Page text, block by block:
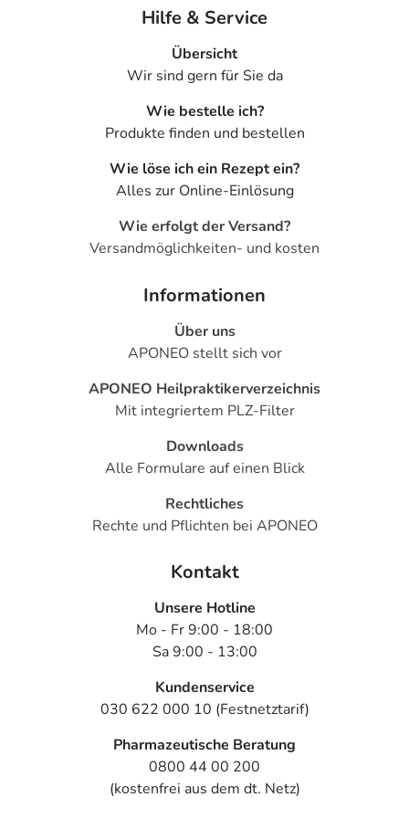
- Überempfindlichkeitsreaktionen der Haut, wie:
- Hautausschlag
- Anstieg des Blutzuckers
- Störungen des Salzhaushaltes, wie:
- Kaliummangel
- Muskelkrämpfe
Bemerken Sie eine Befindlichkeitsstörung oder
an Ihren Arzt oder Apotheker.
Nebenwirkungen berücksichtigt, die bei mindestens
einem von 1.000 behandelten Patienten auftreten.
Personen Einzeldosis
Kinder von
1-2
1-2
Jugendliche
ab 13
Erwachsene
2
Einzeldosen
Dauerbehandlung
Kinder ab 6
Jahren und
Erwachsene
1-2
Einzeldosen
Hilfe & Service
Übersicht
Wir sind gern für Sie da
Wie bestelle ich?
Produkte finden und bestellen
Wie löse ich ein Rezept ein?
Alles zur Online-Einlösung
Wie erfolgt der Versand?
Versandmöglichkeiten- und kosten
Informationen
Über uns
APONEO stellt sich vor
APONEO Heilpraktikerverzeichnis
Mit integriertem PLZ-Filter
Downloads
Alle Formulare auf einen Blick
Rechtliches
Rechte und Pflichten bei APONEO
Kontakt
Unsere Hotline
Mo - Fr 9:00 - 18:00
Sa 9:00 - 13:00
Kundenservice
030 622 000 10 (Festnetztarif)
Pharmazeutische Beratung
0800 44 00 200
(kostenfrei aus dem dt. Netz)